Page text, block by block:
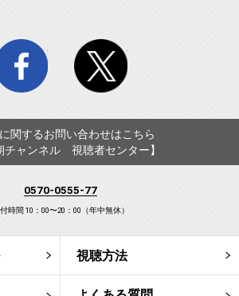
facebook twitter
関するお問い合わせはこちら
チャンネル 視聴者センター】
0570-0555-77
時間 10：00〜20：00（年中無休）
視聴方法